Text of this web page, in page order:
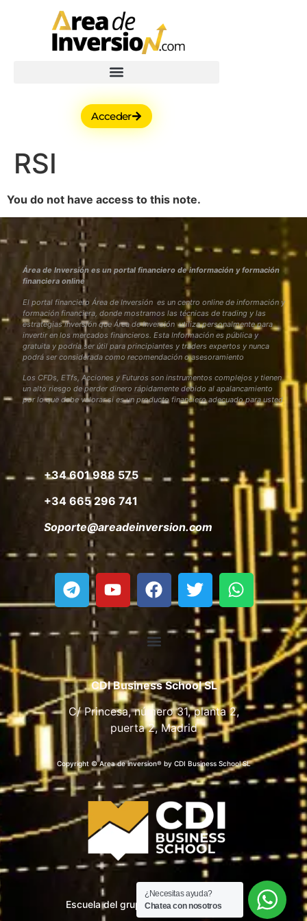
Acceder
RSI
You do not have access to this note.
Área de Inversión es un portal financiero de información y formación
financiera online
El portal financiero Área de Inversión es un centro online de información y
formación financiera, donde mostramos las técnicas de trading y las
estrategias inversión que Área de Inversión utiliza personalmente para
invertir en los mercados financieros. Esta Información es pública y
gratuita y podría ser útil para principiantes y traders expertos y nunca
podrá ser considerada como recomendación o asesoramiento
Los CFDs, ETfs, Acciones y Futuros son instrumentos complejos y tienen
un alto riesgo de perder dinero rápidamente debido al apalancamiento
por lo que debe valorar si es un producto financiero adecuado para usted
+34 601 988 575
+34 665 296 741
Soporte@areadeinversion.com
CDI Business School SL
C/ Princesa, número 31, planta 2,
puerta 2, Madrid
Copyright © Area de inversion® by CDI Business School SL
Escuela del grupo CDI Business School
¿Necesitas ayuda?
Chatea con nosotros